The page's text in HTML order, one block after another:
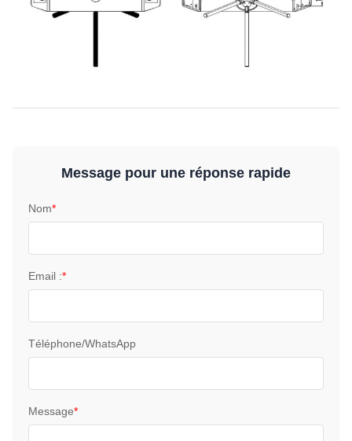
Message pour une réponse rapide
Nom*
Email :*
Téléphone/WhatsApp
Message*